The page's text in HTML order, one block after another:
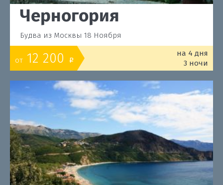
Черногория
Будва из Москвы 18 Ноября
от 12 200 o
на 4 дня
3 ночи